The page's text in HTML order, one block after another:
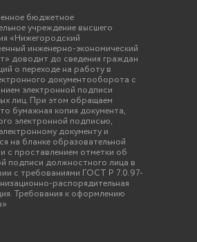
бюджетное
учреждение высшего
«Нижегородский
инженерно-экономический
доводит до сведения граждан
о переходе на работу в
документооборота с
электронной подписи
лиц. При этом обращаем
бумажная копия документа,
электронной подписью,
документу и
на бланке образовательной
с проставлением отметки об
подписи должностного лица в
с требованиями ГОСТ Р 7.0.97-
распорядительная
Требования к оформлению